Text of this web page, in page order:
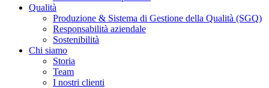
Qualità
Produzione & Sistema di Gestione della Qualità (SGQ)
Responsabilità aziendale
Sostenibilità
Chi siamo
Storia
Team
I nostri clienti